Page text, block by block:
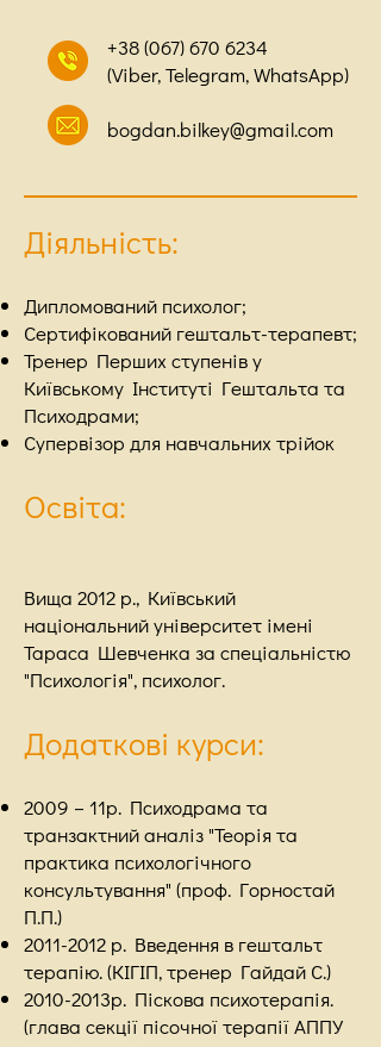
+38 (067) 670 6234
(Viber, Telegram, WhatsApp)
bogdan.bilkey@gmail.com
Діяльність:
Дипломований психолог;
Сертифікований гештальт-терапевт;
Тренер Перших ступенів у
Київському Інституті Гештальта та
Психодрами;
Супервізор для навчальних трійок
Освіта:
Вища 2012 р., Київський
національний університет імені
Тараса Шевченка за спеціальністю
"Психологія", психолог.
Додаткові курси:
2009 – 11р. Психодрама та
транзактний аналіз "Теорія та
практика психологічного
консультування" (проф. Горностай
П.П.)
2011-2012 р. Введення в гештальт
терапію. (КІГІП, тренер Гайдай С.)
2010-2013р. Піскова психотерапія.
(глава секції пісочної терапії АППУ